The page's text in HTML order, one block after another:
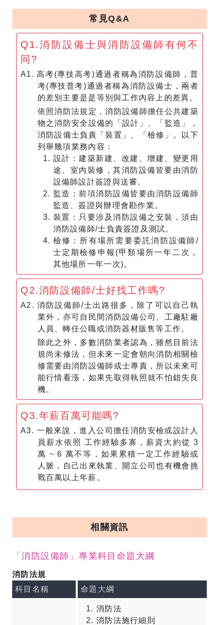
常見Q&A
Q1.消防設備士與消防設備師有何不
同?
A1. 高考(專技高考)通過者稱為消防設備師，普
考(專技普考)通過者稱為消防設備士，兩者
的差別主要是是等別與工作內容上的差異。
依照消防法規定，消防設備師擔任公共建築
物之消防安全設備的「設計」、「監造」，
消防設備士負責「裝置」、「檢修」。以下
列舉幾項業務內容：
設計：建築新建、改建、增建、變更用
途、室內裝修，其消防設備皆要由消防
設備師設計簽證與送審。
監造：前項消防設備皆要由消防設備師
監造、簽證與辦理會勘作業。
裝置：只要涉及消防設備之安裝，須由
消防設備師/士負責簽證及測試。
檢修：所有場所需要委託消防設備師/
士定期檢修申報(甲類場所一年二次，
其他場所一年一次)。
Q2.消防設備師/士好找工作嗎?
A2. 消防設備師/士出路很多，除了可以自己執
業外，亦可自民間消防設備公司、工廠駐廠
人員、轉任公職或消防器材販售等工作。
除此之外，多數消防業者認為，雖然目前法
規尚未修法，但未來一定會朝向消防相關檢
修需要由消防設備師或士專責，所以未來可
能行情看漲，如果先取得執照就不怕錯失良
機。
Q3.年薪百萬可能嗎?
A3. 一般來說，進入公司擔任消防安檢或設計人
員薪水依照 工作經驗多寡，薪資大約從 3
萬 ~ 6 萬不等，如果累積一定工作經驗或
人脈，自己出來執業、開立公司也有機會挑
戰百萬以上年薪。
相關資訊
「消防設備師」專業科目命題大綱
消防法規
科目名稱
命題大綱
消防法
消防法施行細則